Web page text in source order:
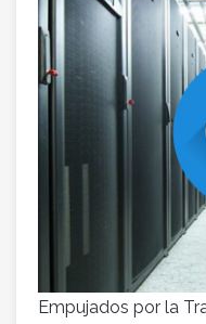
Empujados por la